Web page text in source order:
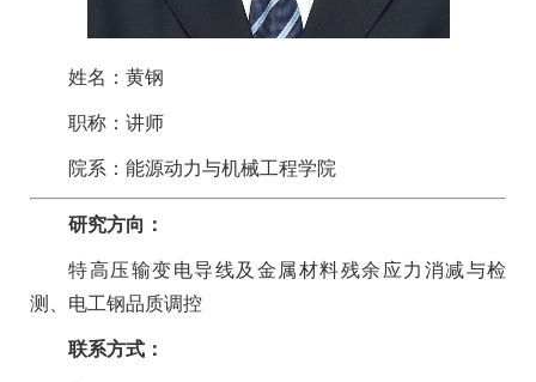
姓名：黄钢
职称：讲师
院系：能源动力与机械工程学院
研究方向：
特高压输变电导线及金属材料残余应力消减与检
测、电工钢品质调控
联系方式：